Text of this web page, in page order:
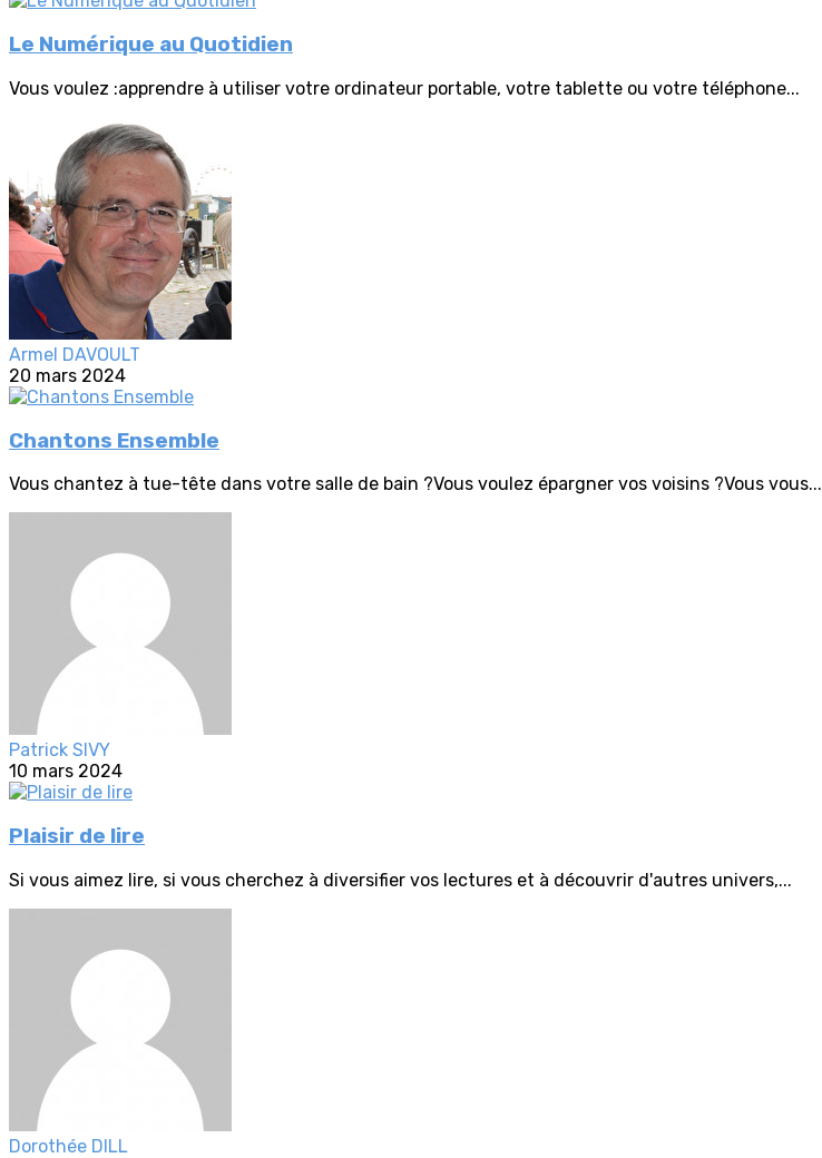
Le Numérique au Quotidien
Vous voulez :apprendre à utiliser votre ordinateur portable, votre tablette ou votre téléphone...
Armel DAVOULT
20 mars 2024
Chantons Ensemble
Vous chantez à tue-tête dans votre salle de bain ?Vous voulez épargner vos voisins ?Vous vous...
Patrick SIVY
10 mars 2024
Plaisir de lire
Si vous aimez lire, si vous cherchez à diversifier vos lectures et à découvrir d'autres univers,...
Dorothée DILL